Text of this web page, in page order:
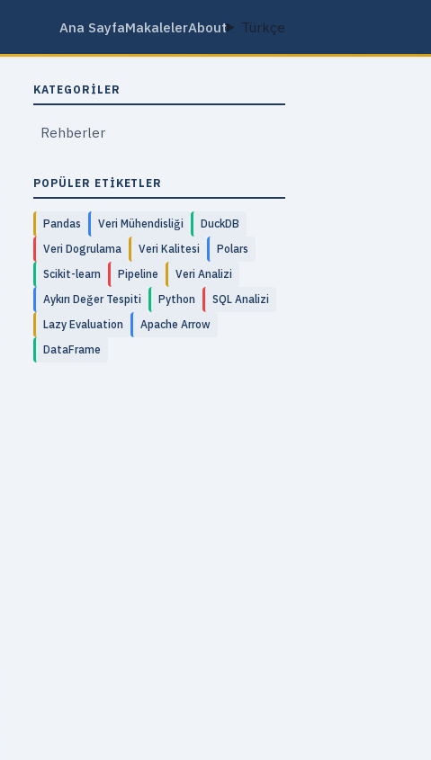
Ana SayfaMakalelerAbout Türkçe
KATEGORILER
Rehberler
POPÜLER ETIKETLER
Pandas Veri Mühendisliği
DuckDB
Veri Dogrulama
Veri Kalitesi
Polars
Scikit-learn
Pipeline
Veri Analizi
Aykırı Değer Tespiti
Python
SQL Analizi
Lazy Evaluation
Apache Arrow
DataFrame